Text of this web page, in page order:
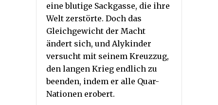
eine blutige Sackgasse, die ihre
Welt zerstörte. Doch das
Gleichgewicht der Macht
ändert sich, und Alykinder
versucht mit seinem Kreuzzug,
den langen Krieg endlich zu
beenden, indem er alle Quar-
Nationen erobert.